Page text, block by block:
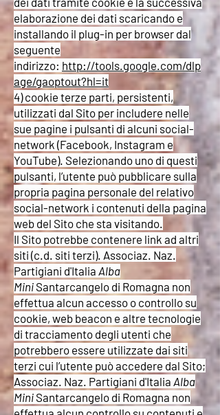
elaborazione dei dati scaricando e
installando il plug-in per browser dal
seguente
indirizzo: http://tools.google.com/dlp
age/gaoptout?hl=it
4) cookie terze parti, persistenti,
utilizzati dal Sito per includere nelle
sue pagine i pulsanti di alcuni social-
network (Facebook, Instagram e
YouTube). Selezionando uno di questi
pulsanti, l’utente può pubblicare sulla
propria pagina personale del relativo
social-network i contenuti della pagina
web del Sito che sta visitando.
Il Sito potrebbe contenere link ad altri
siti (c.d. siti terzi). Associaz. Naz.
Partigiani d'Italia Alba
Mini Santarcangelo di Romagna non
effettua alcun accesso o controllo su
cookie, web beacon e altre tecnologie
di tracciamento degli utenti che
potrebbero essere utilizzate dai siti
terzi cui l’utente può accedere dal Sito;
Associaz. Naz. Partigiani d'Italia Alba
Mini Santarcangelo di Romagna non